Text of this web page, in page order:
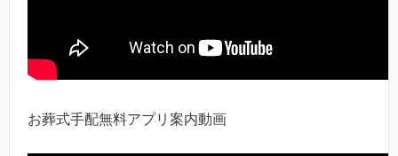
お葬式手配無料アプリ案内動画